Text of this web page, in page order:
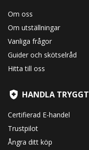
Om oss
Om utställningar
Vanliga frågor
Guider och skötselråd
Hitta till oss
HANDLA TRYGGT
Certifierad E-handel
Trustpilot
Ångra ditt köp